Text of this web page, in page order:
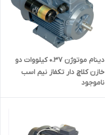
دینام موتوژن 0.37 کیلووات دو
خازن کلاچ دار تکفاز نیم اسب
بخار
ناموجود